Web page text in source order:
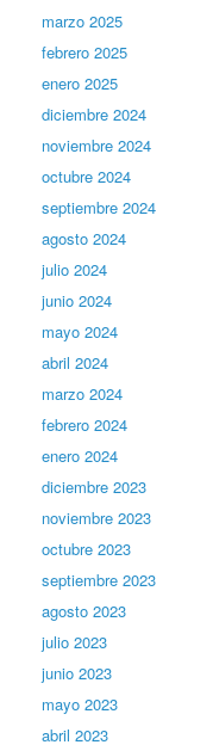
marzo 2025
febrero 2025
enero 2025
diciembre 2024
noviembre 2024
octubre 2024
septiembre 2024
agosto 2024
julio 2024
junio 2024
mayo 2024
abril 2024
marzo 2024
febrero 2024
enero 2024
diciembre 2023
noviembre 2023
octubre 2023
septiembre 2023
agosto 2023
julio 2023
junio 2023
mayo 2023
abril 2023